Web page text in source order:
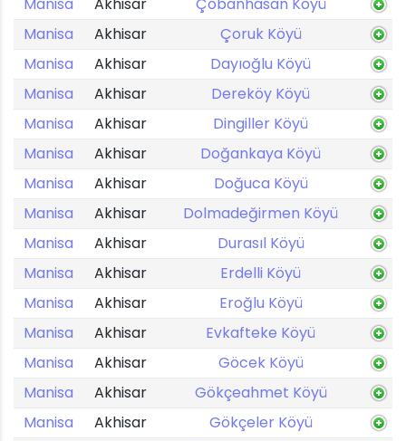
Manisa
Akhisar
Çoruk Köyü
Manisa
Akhisar
Dayıoğlu Köyü
Manisa
Akhisar
Dereköy Köyü
Manisa
Akhisar
Dingiller Köyü
Manisa
Akhisar
Doğankaya Köyü
Manisa
Akhisar
Doğuca Köyü
Manisa
Akhisar
Dolmadeğirmen Köyü
Manisa
Akhisar
Durasıl Köyü
Manisa
Akhisar
Erdelli Köyü
Manisa
Akhisar
Eroğlu Köyü
Manisa
Akhisar
Evkafteke Köyü
Manisa
Akhisar
Göcek Köyü
Manisa
Akhisar
Gökçeahmet Köyü
Manisa
Akhisar
Gökçeler Köyü